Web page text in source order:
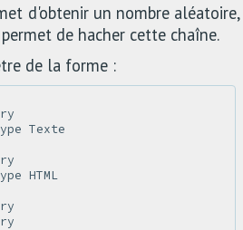
d'obtenir un nombre aléatoire,
de hacher cette chaîne.
de la forme :